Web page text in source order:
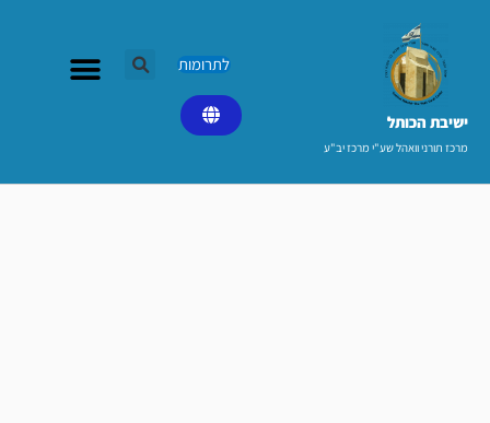
ישיבת הכותל​
מרכז תורני וואהל שע"י מרכז יב"ע
לתרומות